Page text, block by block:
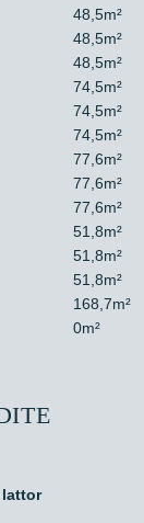
48,5m²
48,5m²
48,5m²
74,5m²
74,5m²
74,5m²
77,6m²
77,6m²
77,6m²
51,8m²
51,8m²
51,8m²
168,7m²
0m²
lattor